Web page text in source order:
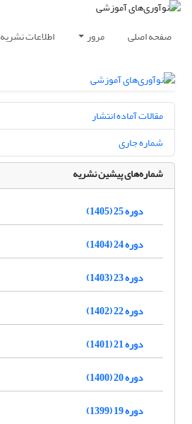
صفحه اصلی مرور اطلاعات نشریه
مقالات آماده انتشار
شماره جاری
شماره‌های پیشین نشریه
دوره 25 (1405)
دوره 24 (1404)
دوره 23 (1403)
دوره 22 (1402)
دوره 21 (1401)
دوره 20 (1400)
دوره 19 (1399)